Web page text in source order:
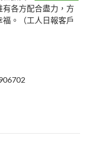
有各方配合盡力，方
。（工人日報客戶